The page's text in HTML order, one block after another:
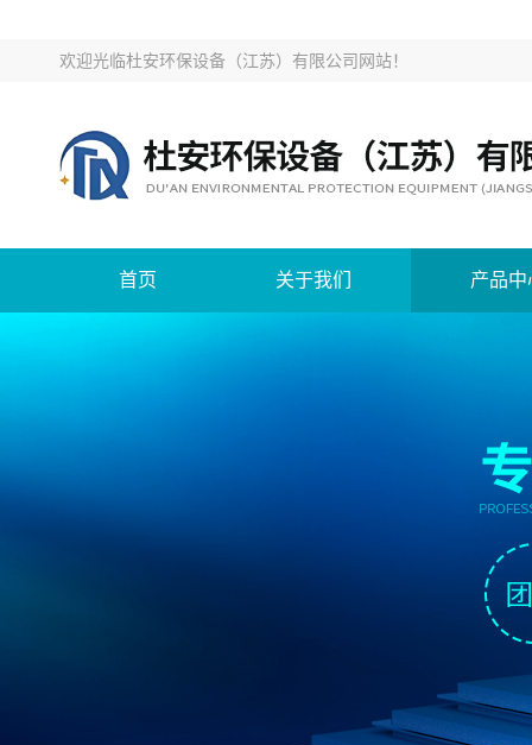
欢迎光临杜安环保设备（江苏）有限公司网站！
首页 关于我们 产品中